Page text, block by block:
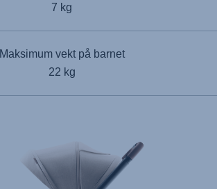
7 kg
Maksimum vekt på barnet
22 kg